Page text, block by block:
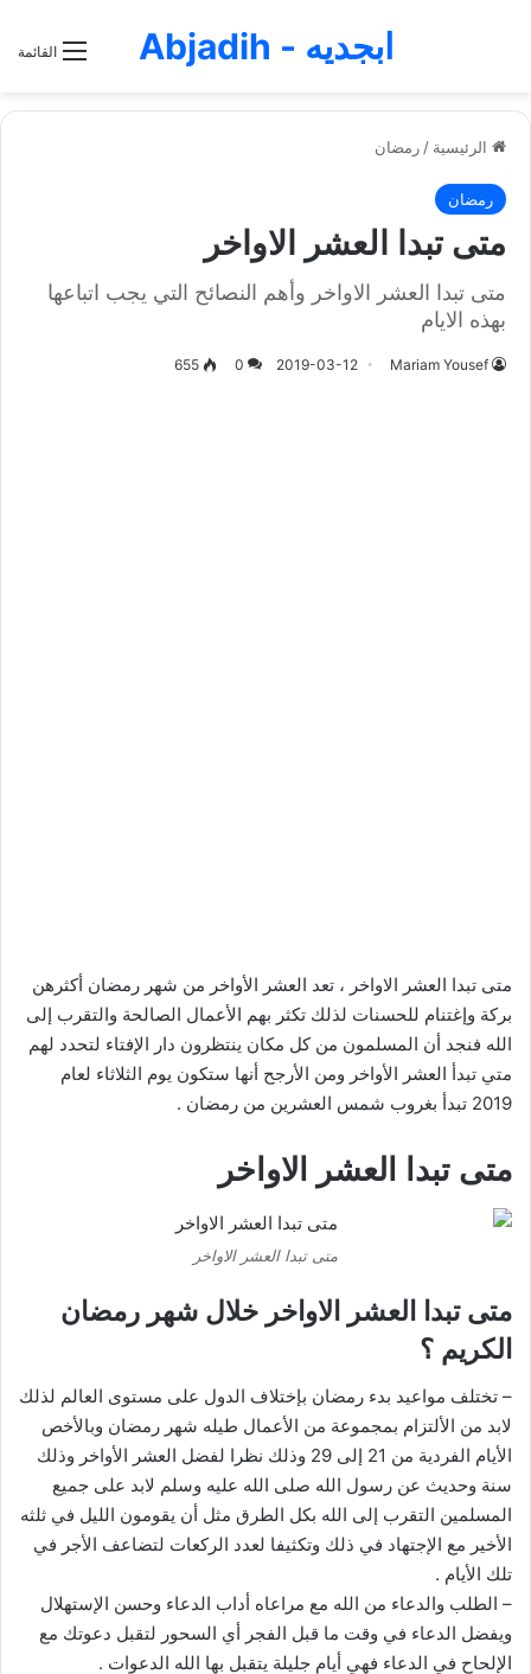
القائمة ابجديه - Abjadih
الرئيسية / رمضان
رمضان
متى تبدا العشر الاواخر
متى تبدا العشر الاواخر وأهم النصائح التي يجب اتباعها
بهذه الايام
Mariam Yousef
2019-03-12
0
655
متى تبدا العشر الاواخر ، تعد العشر الأواخر من شهر رمضان أكثرهن
بركة وإغتنام للحسنات لذلك تكثر بهم الأعمال الصالحة والتقرب إلى
الله فنجد أن المسلمون من كل مكان ينتظرون دار الإفتاء لتحدد لهم
متي تبدأ العشر الأواخر ومن الأرجح أنها ستكون يوم الثلاثاء لعام
2019 تبدأ بغروب شمس العشرين من رمضان .
متى تبدا العشر الاواخر
متى تبدا العشر الاواخر
متى تبدا العشر الاواخر خلال شهر رمضان
الكريم ؟
– تختلف مواعيد بدء رمضان بإختلاف الدول على مستوى العالم لذلك
لابد من الألتزام بمجموعة من الأعمال طيله شهر رمضان وبالأخص
الأيام الفردية من 21 إلى 29 وذلك نظرا لفضل العشر الأواخر وذلك
سنة وحديث عن رسول الله صلى الله عليه وسلم لابد على جميع
المسلمين التقرب إلى الله بكل الطرق مثل أن يقومون الليل في ثلثه
الأخير مع الإجتهاد في ذلك وتكثيفا لعدد الركعات لتضاعف الأجر في
تلك الأيام .
– الطلب والدعاء من الله مع مراعاه أداب الدعاء وحسن الإستهلال
ويفضل الدعاء في وقت ما قبل الفجر أي السحور لتقبل دعوتك مع
الإلحاح في الدعاء فهي أيام جليلة يتقبل بها الله الدعوات .